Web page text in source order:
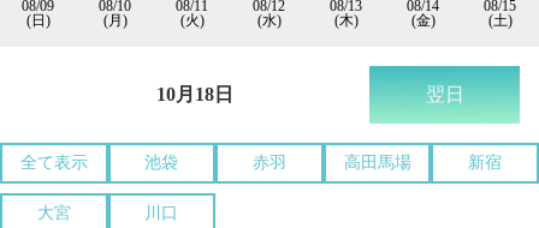
08/09
(日)
08/10
(月)
08/11
(火)
08/12
(水)
08/13
(木)
08/14
(金)
08/15
(土)
10月18日 翌日
全て表示 池袋 赤羽 高田馬場 新宿
大宮 川口